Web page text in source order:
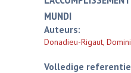
MUNDI
Auteurs:
Donadieu-Rigaut,
Volledige